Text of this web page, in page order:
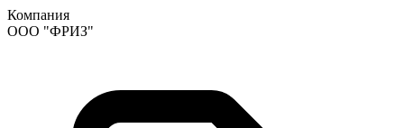
Компания
ООО "ФРИЗ"